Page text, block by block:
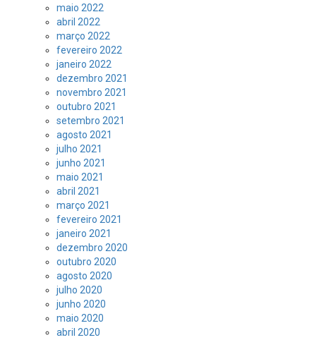
maio 2022
abril 2022
março 2022
fevereiro 2022
janeiro 2022
dezembro 2021
novembro 2021
outubro 2021
setembro 2021
agosto 2021
julho 2021
junho 2021
maio 2021
abril 2021
março 2021
fevereiro 2021
janeiro 2021
dezembro 2020
outubro 2020
agosto 2020
julho 2020
junho 2020
maio 2020
abril 2020